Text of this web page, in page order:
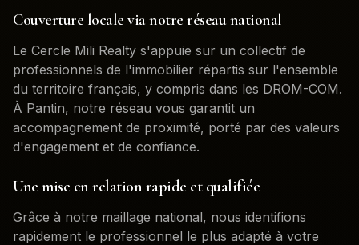
Couverture locale via notre réseau national
Le Cercle Mili Realty s'appuie sur un collectif de
professionnels de l'immobilier répartis sur l'ensemble
du territoire français, y compris dans les DROM-COM.
À Pantin, notre réseau vous garantit un
accompagnement de proximité, porté par des valeurs
d'engagement et de confiance.
Une mise en relation rapide et qualifiée
Grâce à notre maillage national, nous identifions
rapidement le professionnel le plus adapté à votre